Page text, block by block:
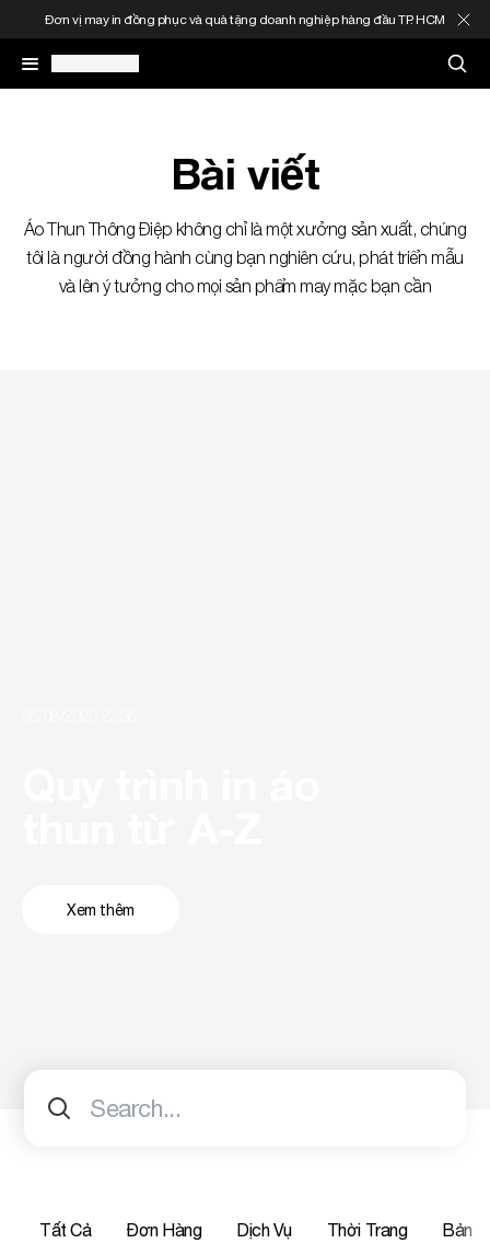
Đơn vị may in đồng phục và quà tặng doanh nghiệp hàng đầu TP. HCM
Quà Tặng Doanh Nghiệp
In Áo Theo Yêu Cầu
Gia Công Thời Trang
Bài viết
Áo Thun Thông Điệp không chỉ là một xưởng sản xuất, chúng
tôi là người đồng hành cùng bạn nghiên cứu, phát triển mẫu
và lên ý tưởng cho mọi sản phẩm may mặc bạn cần
Xem thêm
Tất Cả Đơn Hàng Dịch Vụ Thời Trang Bảng